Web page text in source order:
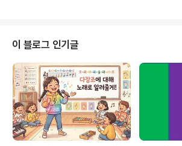
신뢰성을 높이기 위해 다른 형식 개체에서 이들에 대한 값
을 변경하지 못하도록 하기 위해서 입니다. Picture.cs us
ing System; namespace Memento { class Pictur
e { string name; int tone; int brightnes..
이 블로그 인기글